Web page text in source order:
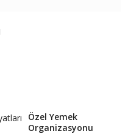
Özel Yemek
Organizasyonu